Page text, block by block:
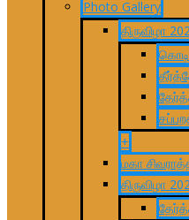
Photo Gallery
திருவிழா
+
மகா
திருவிழா